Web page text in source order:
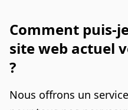
Comment puis-
site web actuel
?
Nous offrons un